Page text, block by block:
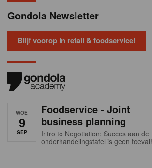
Gondola Newsletter
Blijf voorop in retail & foodservice!
WOE
9
SEP
Foodservice - Joint
business planning
Intro to Negotiation: Succes aan de
onderhandelingstafel is geen toeval!